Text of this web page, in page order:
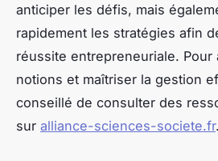
anticiper les défis, mais
rapidement les stratégies afin
réussite entrepreneuriale. Pour
notions et maîtriser la gestion
conseillé de consulter des
sur alliance-sciences-societe.fr.